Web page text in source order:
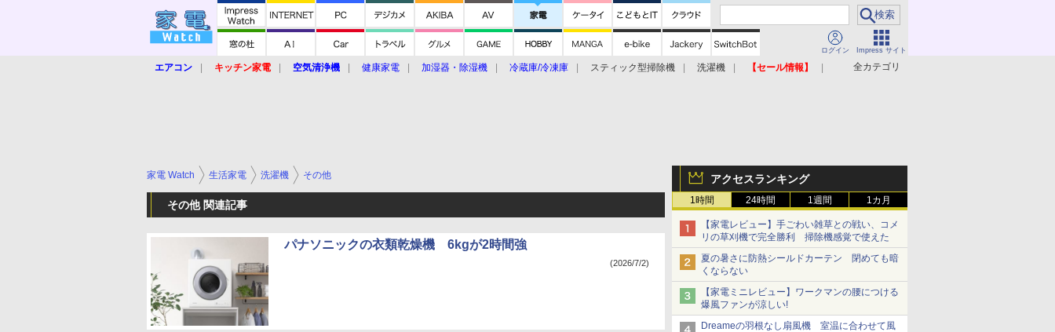
ログイン Impress サイト
全カテゴリ
エアコン キッチン家電 空気清浄機 健康家電 加湿器・除湿機 冷蔵庫/冷凍庫 スティック型掃除機 洗濯機
【セール情報】
アクセスランキング
1時間 24時間 1週間 1カ月
【家電レビュー】手ごわい雑草との戦い、コメ
リの草刈機で完全勝利 掃除機感覚で使えた
夏の暑さに防熱シールドカーテン 閉めても暗
くならない
【家電ミニレビュー】ワークマンの腰につける
爆風ファンが涼しい!
Dreameの羽根なし扇風機 室温に合わせて風
家電 Watch 生活家電 洗濯機 その他
その他 関連記事
パナソニックの衣類乾燥機 6kgが2時間強
(2026/7/2)